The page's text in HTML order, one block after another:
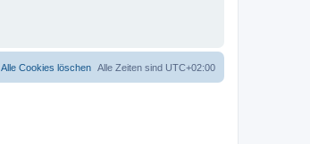
Alle Zeiten sind UTC+02:00
Alle Cookies löschen